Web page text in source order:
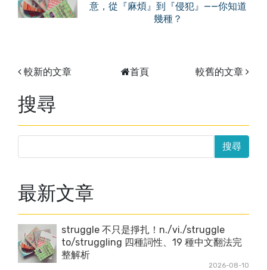
意，從『麻煩』到『侵犯』——你知道
幾種？
較新的文章 較舊的文章
首頁
搜尋
最新文章
struggle 不只是掙扎！n./vi./struggle
to/struggling 四種詞性、19 種中文翻法完
整解析
2026-08-10